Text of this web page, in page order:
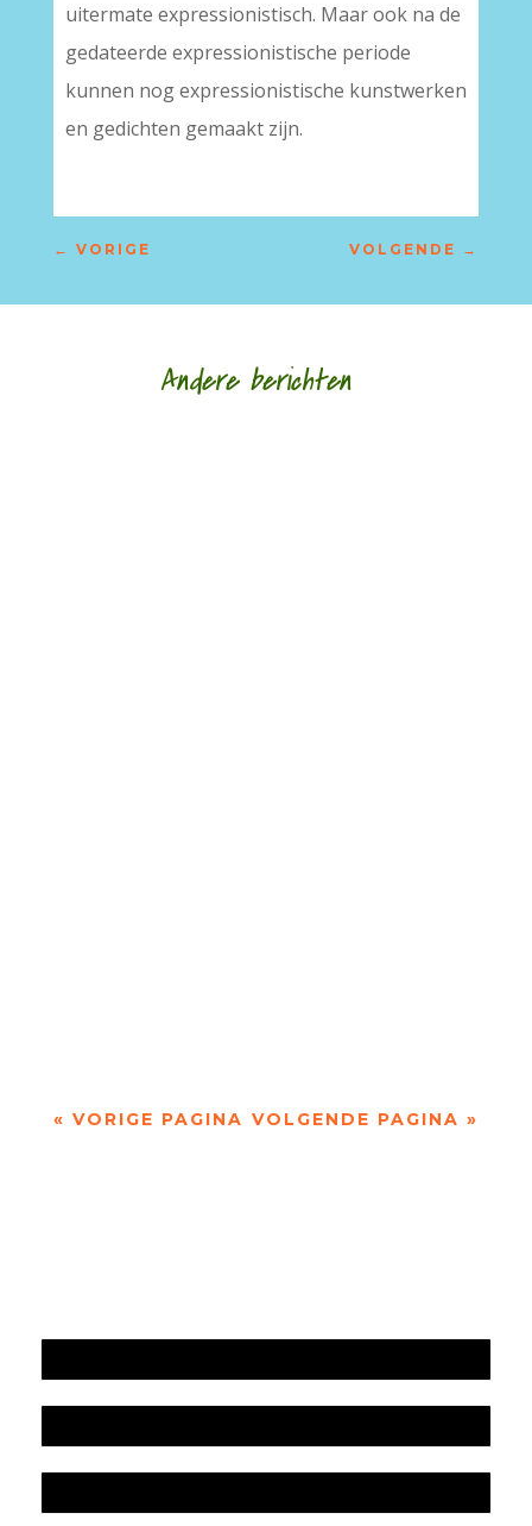
uitermate expressionistisch. Maar ook na de
gedateerde expressionistische periode
kunnen nog expressionistische kunstwerken
en gedichten gemaakt zijn.
← VORIGE VOLGENDE →
Andere berichten
« VORIGE PAGINA VOLGENDE PAGINA »